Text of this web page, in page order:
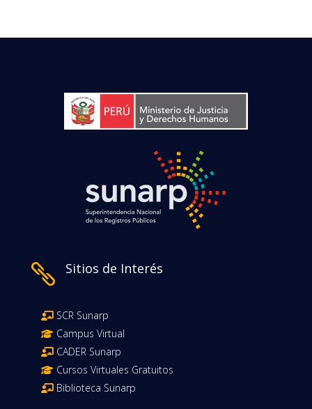
 Sitios de Interés
SCR Sunarp
Campus Virtual
CADER Sunarp
Cursos Virtuales Gratuitos
Biblioteca Sunarp